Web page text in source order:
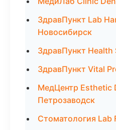
ЗдравПункт Lab
Новосибирск
ЗдравПункт
ЗдравПункт Vital
МедЦентр Esthetic
Петрозаводск
Стоматология Lab